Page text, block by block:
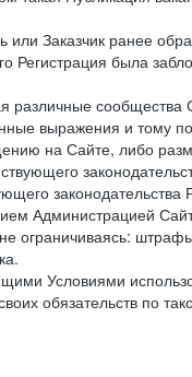
или Заказчик ранее
была
различные
выражения и тому
на Сайте, либо
Администрацией
ограничиваясь:
Условиями
обязательств по